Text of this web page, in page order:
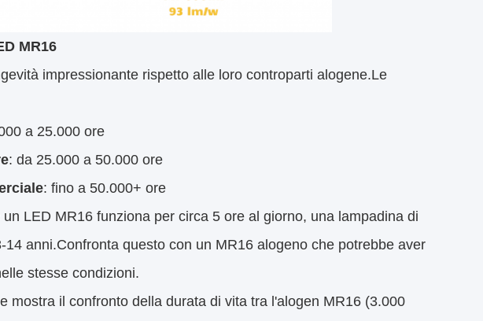
MR16
impressionante rispetto alle loro controparti alogene.Le
a 25.000 ore
: da 25.000 a 50.000 ore
: fino a 50.000+ ore
LED MR16 funziona per circa 5 ore al giorno, una lampadina di
anni.Confronta questo con un MR16 alogeno che potrebbe aver
stesse condizioni.
mostra il confronto della durata di vita tra l'alogen MR16 (3.000